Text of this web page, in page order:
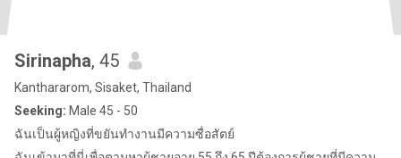
Sirinapha, 45
Kanthararom, Sisaket, Thailand
Seeking: Male 45 - 50
ฉันเป็นผู้หญิงที่ขยันทำงานมีความซื่อสัตย์